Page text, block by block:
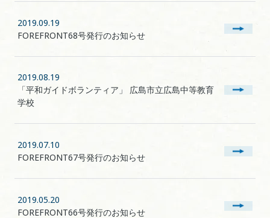
2019.09.19
FOREFRONT68号発行のお知らせ
2019.08.19
「平和ガイドボランティア」 広島市立広島中等教育
学校
2019.07.10
FOREFRONT67号発行のお知らせ
2019.05.20
FOREFRONT66号発行のお知らせ